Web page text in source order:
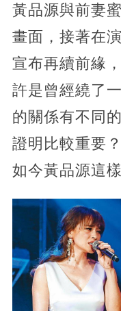
黃品源與前妻
畫面，接著在
宣布再續前緣
許是曾經繞了
的關係有不同
證明比較重要
如今黃品源這樣